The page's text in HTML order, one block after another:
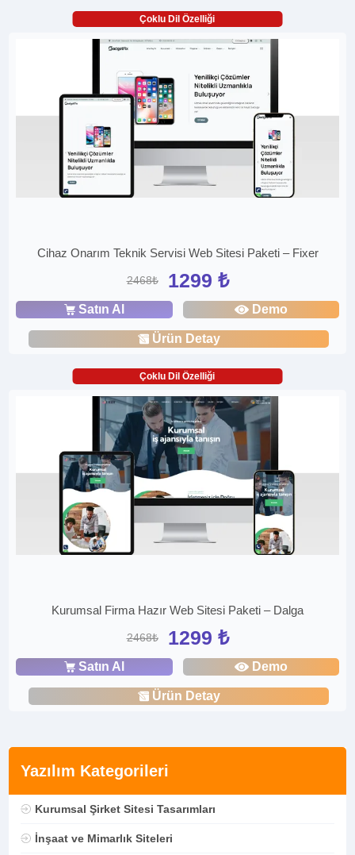
Yazılım Kategorileri
Kurumsal Şirket Sitesi Tasarımları
İnşaat ve Mimarlık Siteleri
Çoklu Dil Özelliği
Cihaz Onarım Teknik Servisi Web Sitesi Paketi – Fixer
2468₺ 1299 ₺
Satın Al Demo
Ürün Detay
Çoklu Dil Özelliği
Kurumsal Firma Hazır Web Sitesi Paketi – Dalga
2468₺ 1299 ₺
Satın Al Demo
Ürün Detay